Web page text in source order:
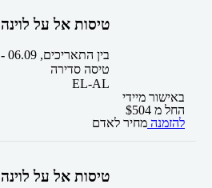
טיסות אל על לוינה
בין התאריכים, -
טיסה סדירה
EL-AL
באישור מיידי
החל מ
$504
להזמנה מחיר לאדם
טיסות אל על לוינה